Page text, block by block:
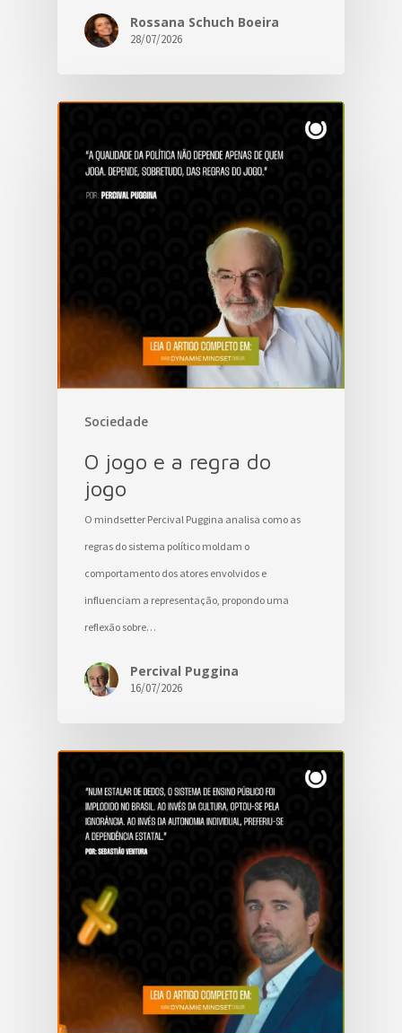
Rossana Schuch Boeira
28/07/2026
Sociedade
O jogo e a regra do
jogo
O mindsetter Percival Puggina analisa como as
regras do sistema político moldam o
comportamento dos atores envolvidos e
influenciam a representação, propondo uma
reflexão sobre…
Percival Puggina
16/07/2026